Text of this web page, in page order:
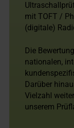
mit TOFT /
(digitale)
Die
nationalen,
Darüber
Vielzahl
unserem